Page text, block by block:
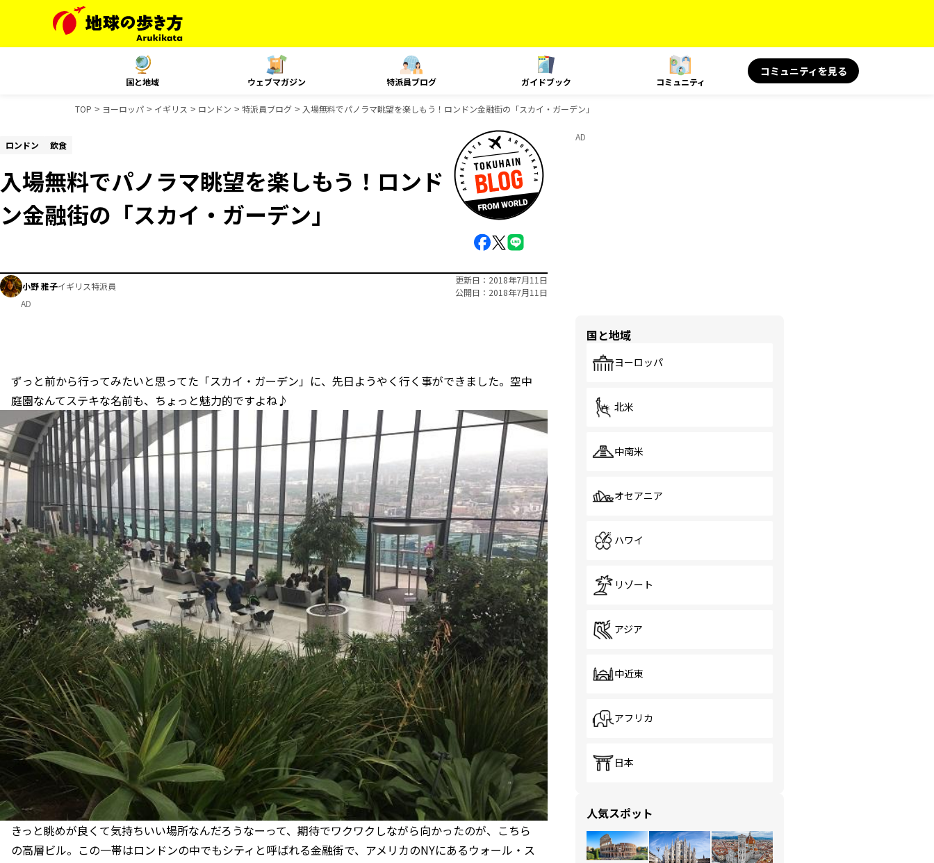
国と地域 ウェブマガジン 特派員ブログ ガイドブック コミュニティ
コミュニティを見る
TOP ヨーロッパ イギリス ロンドン 特派員ブログ 入場無料でパノラマ眺望を楽しもう！ロンドン金融街の「スカイ・ガーデン」
ロンドン 飲食
入場無料でパノラマ眺望を楽しもう！ロンド
ン金融街の「スカイ・ガーデン」
小野 雅子イギリス特派員
更新日
2018年7月11日
公開日
2018年7月11日
AD
ずっと前から行ってみたいと思ってた「スカイ・ガーデン」に、先日ようやく行く事ができました。空中
庭園なんてステキな名前も、ちょっと魅力的ですよね♪
きっと眺めが良くて気持ちいい場所なんだろうなーって、期待でワクワクしながら向かったのが、こちら
の高層ビル。この一帯はロンドンの中でもシティと呼ばれる金融街で、アメリカのNYにあるウォール・ス
AD
国と地域
ヨーロッパ
北米
中南米
オセアニア
ハワイ
リゾート
アジア
中近東
アフリカ
日本
人気スポット